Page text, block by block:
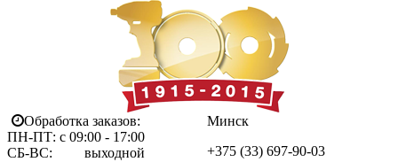
Обработка заказов:
ПН-ПТ: с 09:00 - 17:00
СБ-ВС: выходной
Минск
+375 (33) 697-90-03